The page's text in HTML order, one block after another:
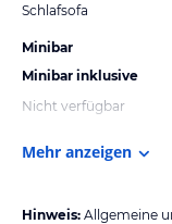
Schlafsofa
Minibar
Minibar inklusive
Nicht verfügbar
Mehr anzeigen
Hinweis: Allgemeine